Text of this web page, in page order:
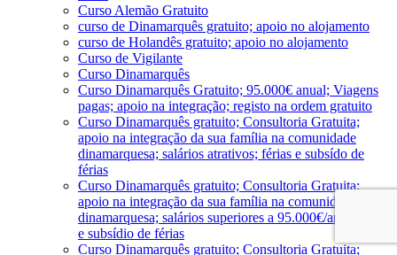
Curso Alemão Gratuito
curso de Dinamarquês gratuito; apoio no alojamento
curso de Holandês gratuito; apoio no alojamento
Curso de Vigilante
Curso Dinamarquês
Curso Dinamarquês Gratuito; 95.000€ anual; Viagens
pagas; apoio na integração; registo na ordem gratuito
Curso Dinamarquês gratuito; Consultoria Gratuita;
apoio na integração da sua família na comunidade
dinamarquesa; salários atrativos; férias e subsído de
férias
Curso Dinamarquês gratuito; Consultoria Gratuita;
apoio na integração da sua família na comunidade
dinamarquesa; salários superiores a 95.000€/ano; férias
e subsídio de férias
Curso Dinamarquês gratuito; Consultoria Gratuita;